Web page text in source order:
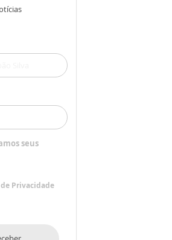
seus
Privacidade